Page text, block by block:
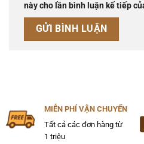
này cho lần bình luận kế tiếp
MIỄN PHÍ VẬN CHUYỂN
Tất cả các đơn hàng từ
1 triệu